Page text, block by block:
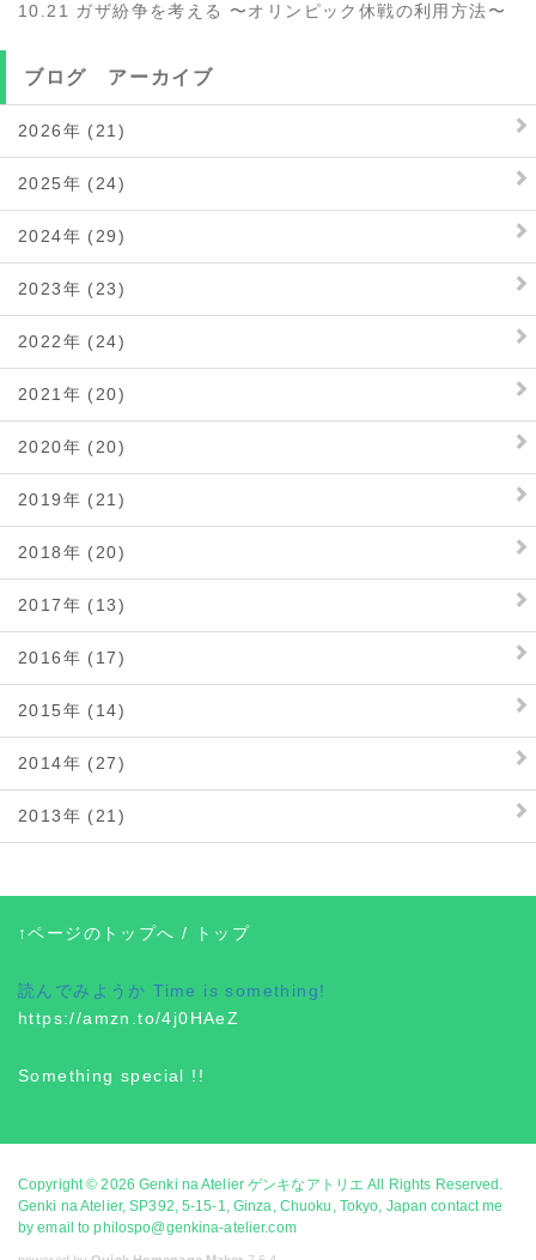
10.21 ガザ紛争を考える 〜オリンピック休戦の利用方法〜
ブログ アーカイブ
2026年 (21)
2025年 (24)
2024年 (29)
2023年 (23)
2022年 (24)
2021年 (20)
2020年 (20)
2019年 (21)
2018年 (20)
2017年 (13)
2016年 (17)
2015年 (14)
2014年 (27)
2013年 (21)
↑ページのトップへ / トップ
読んでみようか Time is something!
https://amzn.to/4j0HAeZ
Something special !!
Copyright © 2026Genki na Atelier ゲンキなアトリエ All Rights Reserved.
Genki na Atelier, SP392, 5-15-1, Ginza, Chuoku, Tokyo, Japan contact me
by email to philospo@genkina-atelier.com